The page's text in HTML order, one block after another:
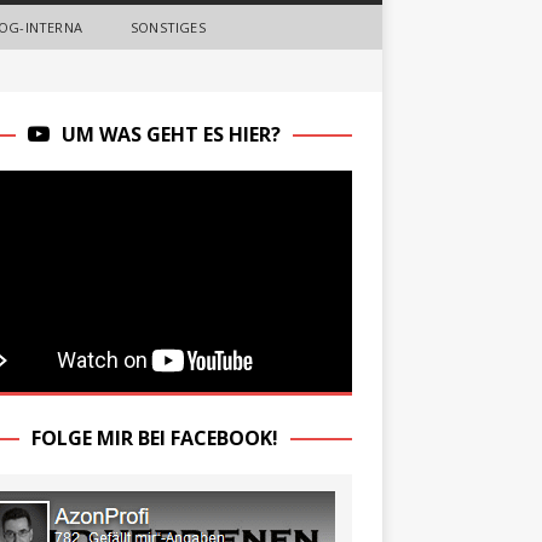
INTERNA SONSTIGES
UM WAS GEHT ES HIER?
FOLGE MIR BEI FACEBOOK!